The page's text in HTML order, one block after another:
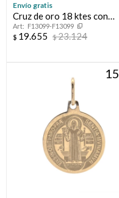
Envío gratis
Cruz de oro 18 ktes con
circonias.
F13099-F13099
$ 19.655 $23.124
15